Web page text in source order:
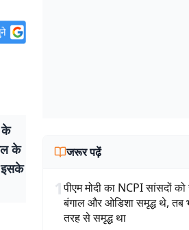
के
के
इसके
जरूर पढ़ें
1पीएम मोदी का NCPI सांसदों
बंगाल और ओडिशा समृद्ध थे, तब
तरह से समृद्ध था